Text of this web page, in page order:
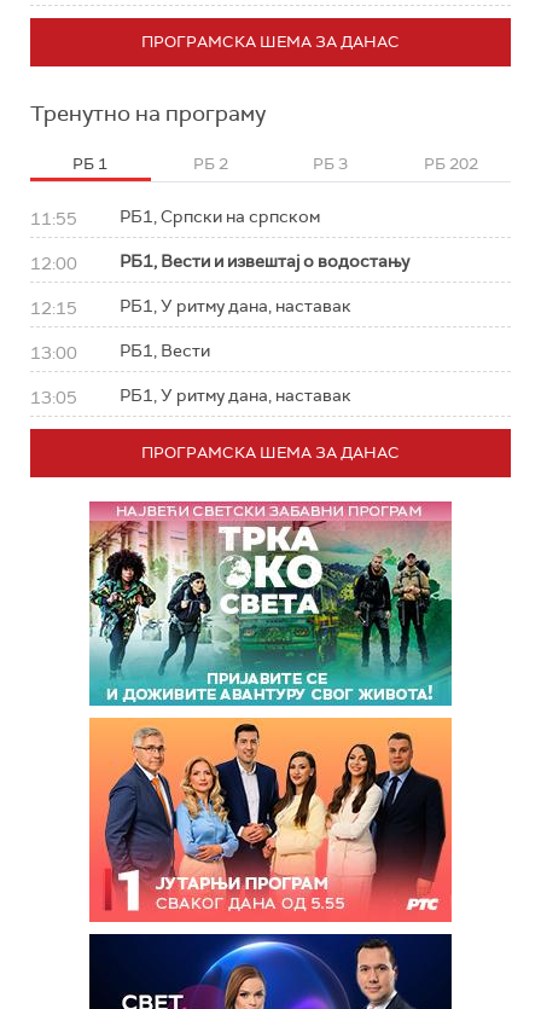
ПРОГРАМСКА ШЕМА ЗА ДАНАС
Тренутно на програму
РБ 1 РБ 2 РБ 3 РБ 202
11:55 РБ1, Српски на српском
12:00 РБ1, Вести и извештај о водостању
12:15 РБ1, У ритму дана, наставак
13:00 РБ1, Вести
13:05 РБ1, У ритму дана, наставак
ПРОГРАМСКА ШЕМА ЗА ДАНАС